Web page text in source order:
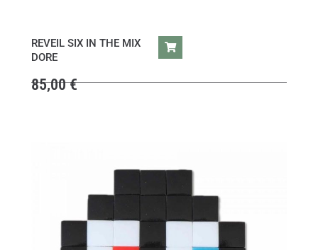
REVEIL SIX IN THE MIX
DORE
85,00€